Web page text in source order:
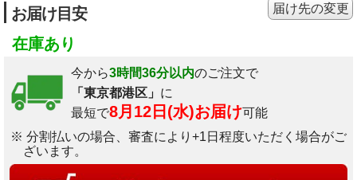
お届け目安
在庫あり
今から3時間36分以内のご注文で
「東京都港区」 に
最短で8月12日(水)お届け可能
※ 分割払いの場合、審査により+1日程度いただく場合がご
ざいます。
届け先の変更